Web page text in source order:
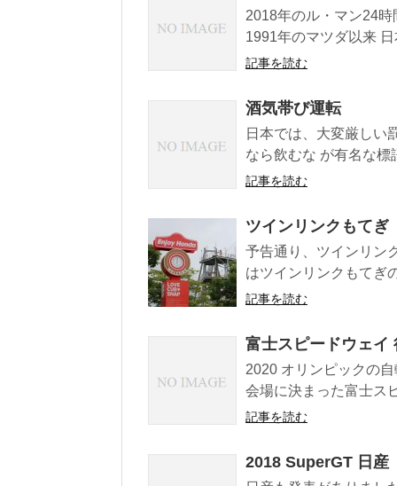
2018年のル・マン24
1991年のマツダ以来
記事を読む
酒気帯び運転
日本では、大変厳しい
なら飲むな が有名な標
記事を読む
ツインリンクもてぎ
予告通り、ツインリン
はツインリンクもてぎ
記事を読む
富士スピードウェイ
2020 オリンピックの
会場に決まった富士ス
記事を読む
2018 SuperGT 日産